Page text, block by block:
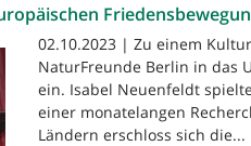
02.10.2023 | Zu einem
NaturFreunde Berlin in das
ein. Isabel Neuenfeldt
einer monatelangen
Ländern erschloss sich die...